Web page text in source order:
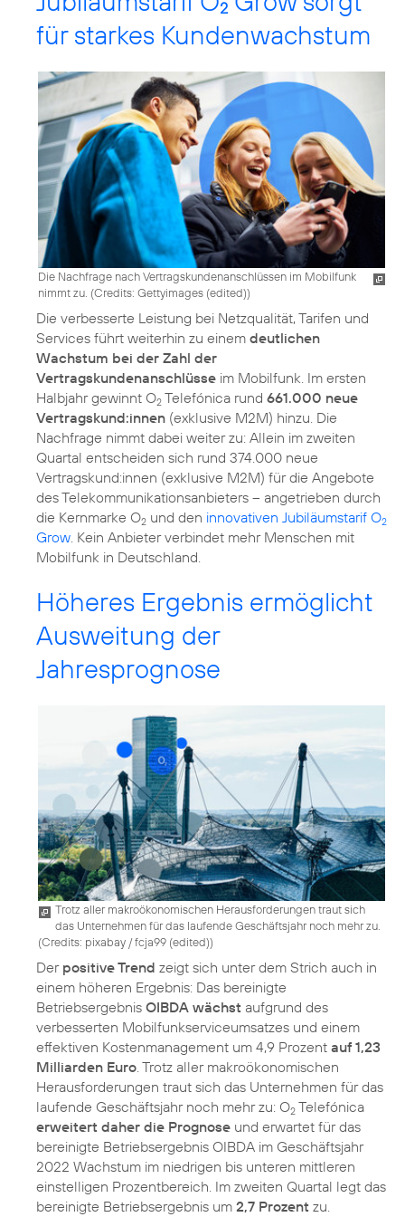
2
für starkes Kundenwachstum
Die Nachfrage nach Vertragskundenanschlüssen im Mobilfunk
nimmt zu. (Credits: Gettyimages (edited))
Die verbesserte Leistung bei Netzqualität, Tarifen und
Services führt weiterhin zu einem deutlichen
Wachstum bei der Zahl der
Vertragskundenanschlüsse im Mobilfunk. Im ersten
Halbjahr gewinnt O2 Telefónica rund 661.000 neue
Vertragskund:innen (exklusive M2M) hinzu. Die
Nachfrage nimmt dabei weiter zu: Allein im zweiten
Quartal entscheiden sich rund 374.000 neue
Vertragskund:innen (exklusive M2M) für die Angebote
des Telekommunikationsanbieters – angetrieben durch
die Kernmarke O2 und den innovativen Jubiläumstarif O2
Grow . Kein Anbieter verbindet mehr Menschen mit
Höheres Ergebnis ermöglicht
Ausweitung der
Jahresprognose
Trotz aller makroökonomischen Herausforderungen traut sich
das Unternehmen für das laufende Geschäftsjahr noch mehr zu.
(Credits: pixabay / fcja99 (edited))
Der positive Trend zeigt sich unter dem Strich auch in
einem höheren Ergebnis: Das bereinigte
Betriebsergebnis OIBDA wächst aufgrund des
verbesserten Mobilfunkserviceumsatzes und einem
effektiven Kostenmanagement um 4,9 Prozent auf 1,23
Milliarden Euro. Trotz aller makroökonomischen
Herausforderungen traut sich das Unternehmen für das
laufende Geschäftsjahr noch mehr zu: O2 Telefónica
erweitert daher die Prognose und erwartet für das
bereinigte Betriebsergebnis OIBDA im Geschäftsjahr
2022 Wachstum im niedrigen bis unteren mittleren
einstelligen Prozentbereich. Im zweiten Quartal legt das
bereinigte Betriebsergebnis um 2,7 Prozent zu.